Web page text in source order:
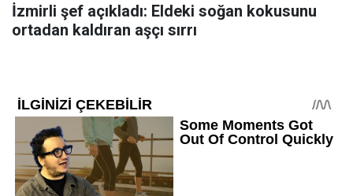
İzmirli şef açıkladı: Eldeki soğan kokusunu
ortadan kaldıran aşçı sırrı